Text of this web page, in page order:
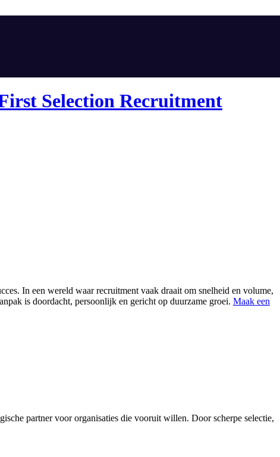
In een wereld waar recruitment vaak draait om snelheid en volume,
is doordacht, persoonlijk en gericht op duurzame groei. Maak een
partner voor organisaties die vooruit willen. Door scherpe selectie,